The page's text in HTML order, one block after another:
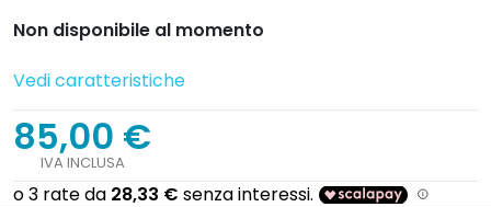
Non disponibile al momento
Vedi caratteristiche
85,00 €
IVA INCLUSA